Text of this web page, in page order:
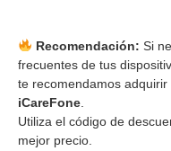
Recomendación: Si
frecuentes de tus
te recomendamos adquirir
iCareFone
Utiliza el código de
mejor precio.